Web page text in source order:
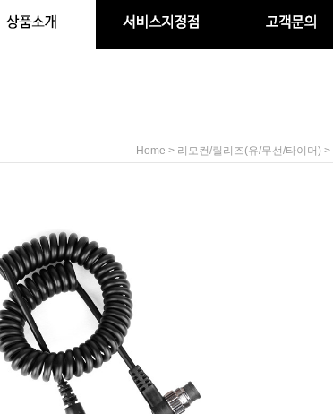
Home > 리모컨/릴리즈(유/무선/타이머) >